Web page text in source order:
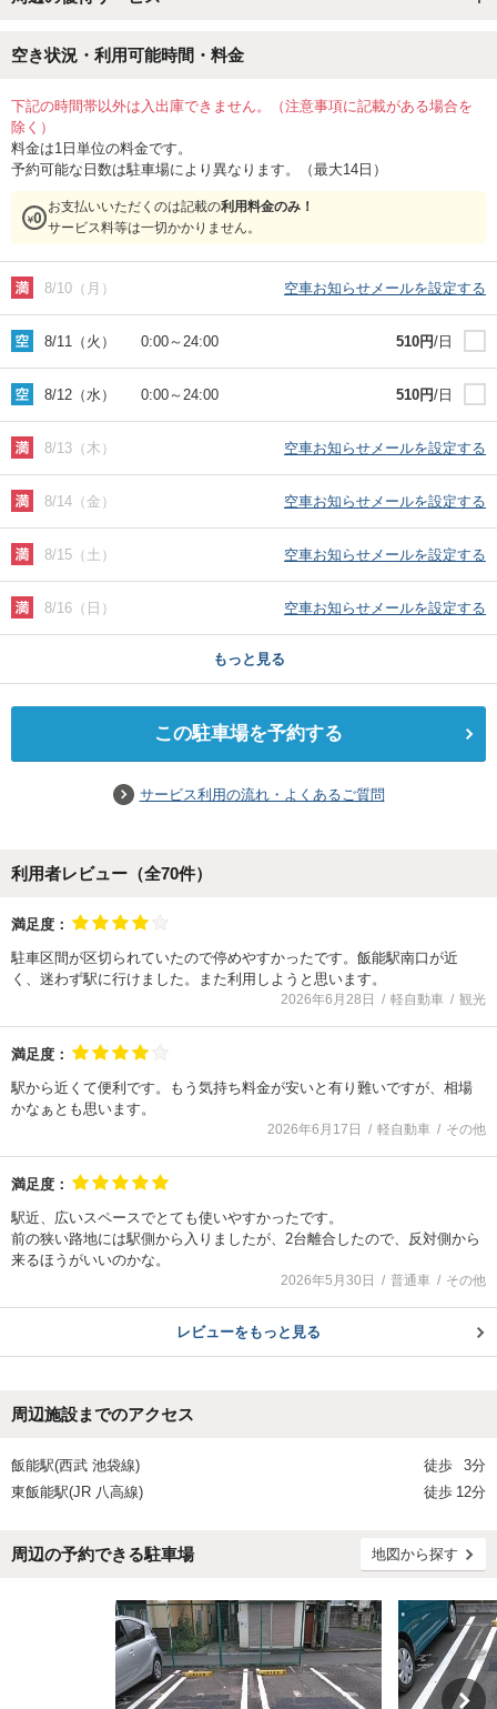
空き状況・利用可能時間・料金
下記の時間帯以外は入出庫できません。（注意事項に記載がある場合を
除く）
料金は1日単位の料金です。
予約可能な日数は駐車場により異なります。（最大14日）
お支払いいただくのは記載の利用料金のみ！
サービス料等は一切かかりません。
8/10（月） 空車お知らせメールを設定する
8/11（火） 0:00～ 24:00 510円/日
8/12（水） 0:00～ 24:00 510円/日
8/13（木） 空車お知らせメールを設定する
8/14（金） 空車お知らせメールを設定する
8/15（土） 空車お知らせメールを設定する
8/16（日） 空車お知らせメールを設定する
もっと見る
この駐車場を予約する
サービス利用の流れ・よくあるご質問
利用者レビュー（全70件）
満足度：
駐車区間が区切られていたので停めやすかったです。飯能駅南口が近
く、迷わず駅に行けました。また利用しようと思います。
2026年6月28日 軽自動車 観光
満足度：
駅から近くて便利です。もう気持ち料金が安いと有り難いですが、相場
かなぁとも思います。
2026年6月17日 軽自動車 その他
満足度：
駅近、広いスペースでとても使いやすかったです。
前の狭い路地には駅側から入りましたが、2台離合したので、反対側から
来るほうがいいのかな。
2026年5月30日 普通車 その他
レビューをもっと見る
周辺施設までのアクセス
飯能駅(西武 池袋線) 徒歩
3分
東飯能駅(JR 八高線)
徒歩 12分
周辺の予約できる駐車場 地図から探す